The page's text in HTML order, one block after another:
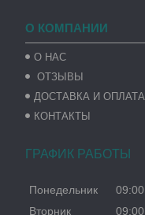
О КОМПАНИИ
О НАС
ОТЗЫВЫ
ДОСТАВКА И ОПЛАТА
КОНТАКТЫ
ГРАФИК РАБОТЫ
Понедельник 09:00
Вторник
09:00